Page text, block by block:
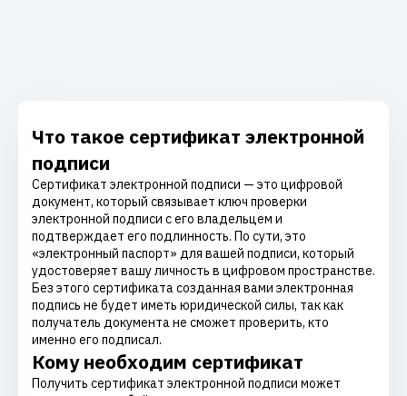
Что такое сертификат электронной
подписи
Сертификат электронной подписи — это цифровой
документ, который связывает ключ проверки
электронной подписи с его владельцем и
подтверждает его подлинность. По сути, это
«электронный паспорт» для вашей подписи, который
удостоверяет вашу личность в цифровом пространстве.
Без этого сертификата созданная вами электронная
подпись не будет иметь юридической силы, так как
получатель документа не сможет проверить, кто
именно его подписал.
Кому необходим сертификат
Получить сертификат электронной подписи может